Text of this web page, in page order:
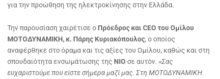
για την προώθηση της ηλεκτροκίνησης στην Ελλάδα.
Την παρουσίαση χαιρέτισε ο Πρόεδρος καιCEO του Ομίλου
ΜΟΤΟΔΥΝΑΜΙΚΗ, κ. Πάρης Κυριακόπουλος, ο οποίος
αναφέρθηκε στο όραμα και τις αξίες του Ομίλου, καθώς και στη
σπουδαιότητα ενσωμάτωσης της ΝΙΟ σε αυτόν. «Σας
ευχαριστούμε που είστε σήμερα μαζί μας. Στη ΜΟΤΟΔΥΝΑΜΙΚΗ